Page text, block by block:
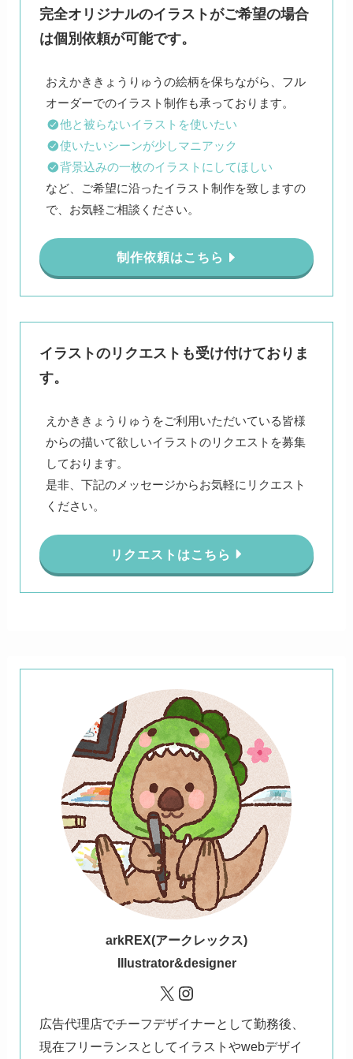
完全オリジナルのイラストがご希望の場合
は個別依頼が可能です。
おえかききょうりゅうの絵柄を保ちながら、フル
他と被らないイラストを使いたい
使いたいシーンが少しマニアック
背景込みの一枚のイラストにしてほしい
など、ご希望に沿ったイラスト制作を致しますの
で、お気軽ご相談ください。
制作依頼はこちら
イラストのリクエストも受け付けておりま
す。
えかききょうりゅうをご利用いただいている皆様
からの描いて欲しいイラストのリクエストを募集
しております。
是非、下記のメッセージからお気軽にリクエスト
ください。
リクエストはこちら
arkREX(アークレックス)
Illustrator&designer
X Instagram
広告代理店でチーフデザイナーとして勤務後、
現在フリーランスとしてイラストやwebデザイ